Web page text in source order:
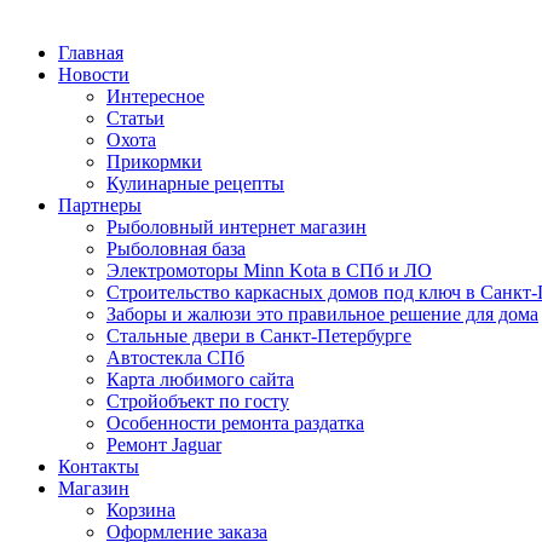
Главная
Новости
Интересное
Статьи
Охота
Прикормки
Кулинарные рецепты
Партнеры
Рыболовный интернет магазин
Рыболовная база
Электромоторы Minn Kota в СПб и ЛО
Строительство каркасных домов под ключ в Санкт-
Заборы и жалюзи это правильное решение для дома
Стальные двери в Санкт-Петербурге
Автостекла СПб
Карта любимого сайта
Стройобъект по госту
Особенности ремонта раздатка
Ремонт Jaguar
Контакты
Магазин
Корзина
Оформление заказа